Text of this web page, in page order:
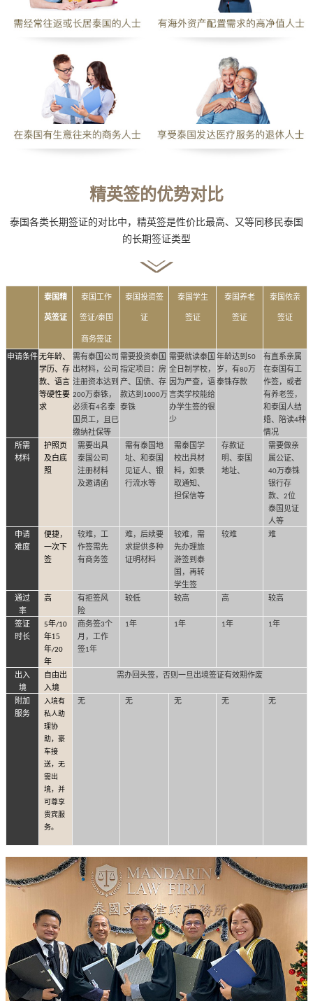
精英签的优势对比
泰国各类长期签证的对比中，精英签是性价比最高、又等同移民泰国
的长期签证类型
泰国精
英签证
泰国工作
签证/泰国
商务签证
泰国投资签
证
泰国学生
签证
泰国养老
签证
泰国依亲
签证
申请条件无年龄、
学历、存
款、语言
等硬性要
求
需有泰国公司
出材料，公司
注册资本达到
200万泰铢，
必须有4名泰
国员工，且已
缴纳社保等
需要投资泰国
指定项目：房
产、国债、存
款达到 1000万
泰铢
需要就读泰国
全日制学校，
因为严查，语
言类学校能给
办学生签的很
少
年龄达到 50
岁，有80万
泰铢存款
有直系亲属
在泰国有工
作签，或者
有养老签，
和泰国人结
婚、陪读4种
情况
所需
材料
护照页
及白底
照
需要出具
泰国公司
注册材料
及邀请函
需有泰国地
址、和泰国
见证人、银
行流水等
需泰国学
校出具材
料，如录
取通知、
担保信等
存款证
明、泰国
地址、
需要做亲
属公证、
40万泰铢
银行存
款、 2位
泰国见证
人等
申请
难度
便捷，
一次下
签
较难，工
作签需先
有商务签
难，后续要
求提供多种
证明材料
较难，需
先办理旅
游签到泰
国，再转
学生签
较难 难
通过
率
高
有拒签风
险
较低 较高 高 较高
签证
时长
5年/10
年15
年/20
年
商务签3个
月，工作
签1年
1年 1年 1年 1年
出入
境
自由出
入境
需办回头签，否则一旦出境签证有效期作废
附加
服务
入境有
私人助
理协
助，豪
车接
送，无
需出
境，并
可尊享
贵宾服
务。
无 无 无 无 无